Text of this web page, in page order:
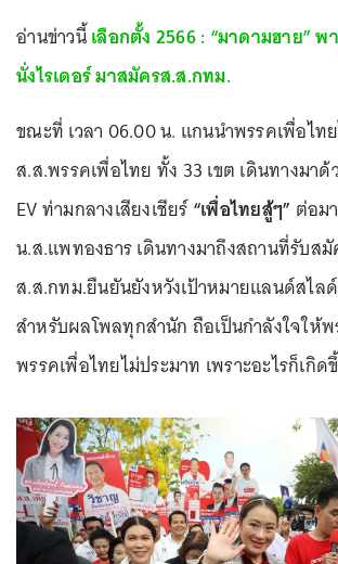
อ่านข่าวนี้เลือกตั้ง 2566 : “มาดามฮาย”
นั่งไรเดอร์ มาสมัครส.ส.กทม.
ขณะที่ เวลา 06.00 น. แกนนำพรรคเพื่อไ
ส.ส.พรรคเพื่อไทย ทั้ง 33 เขต เดินทางมาด้
EV ท่ามกลางเสียงเชียร์“เพื่อไทยสู้ๆ” ต่อม
น.ส.แพทองธาร เดินทางมาถึงสถานที่รับส
ส.ส.กทม.ยืนยันยังหวังเป้าหมายแลนด์สไ
สำหรับผลโพลทุกสำนัก ถือเป็นกำลังใจให้
พรรคเพื่อไทยไม่ประมาท เพราะอะไรก็เกิด